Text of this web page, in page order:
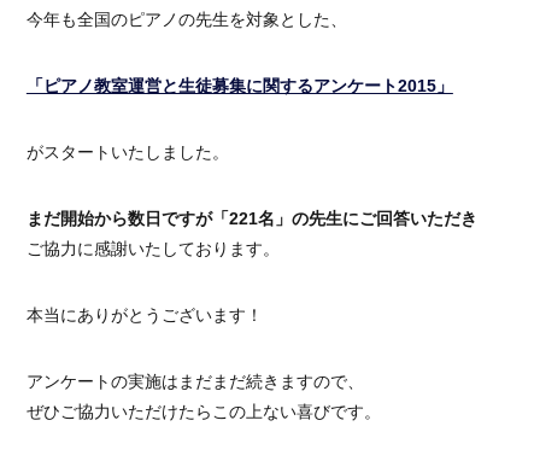
今年も全国のピアノの先生を対象とした、
「ピアノ教室運営と生徒募集に関するアンケート2015」
がスタートいたしました。
まだ開始から数日ですが「221名」の先生にご回答いただき
ご協力に感謝いたしております。
本当にありがとうございます！
アンケートの実施はまだまだ続きますので、
ぜひご協力いただけたらこの上ない喜びです。